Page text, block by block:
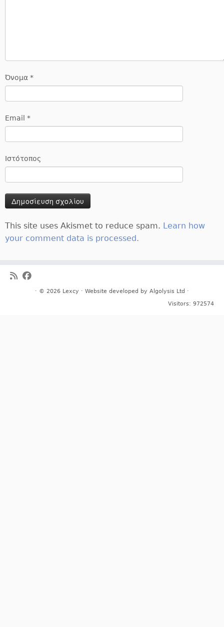
Όνομα *
Email *
Ιστότοπος
This site uses Akismet to reduce spam. Learn how
your comment data is processed.
· © 2026 Lexcy · Website developed by Algolysis Ltd ·
Visitors: 972574